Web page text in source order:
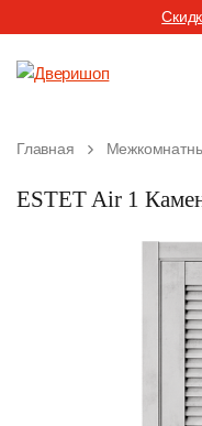
Главная
ESTET Air 1